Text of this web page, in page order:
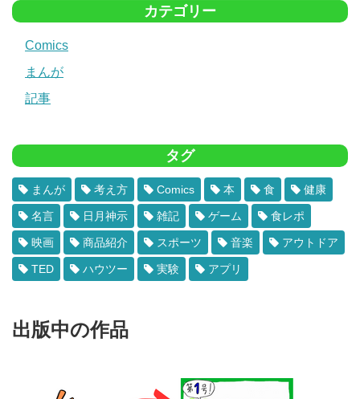
カテゴリー
Comics
まんが
記事
タグ
まんが 考え方 Comics 本 食 健康
名言 日月神示 雑記 ゲーム 食レポ
映画 商品紹介 スポーツ 音楽 アウトドア
TED ハウツー 実験 アプリ
出版中の作品